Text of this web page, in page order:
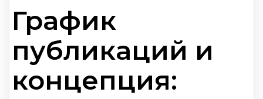
График
публикаций и
концепция: